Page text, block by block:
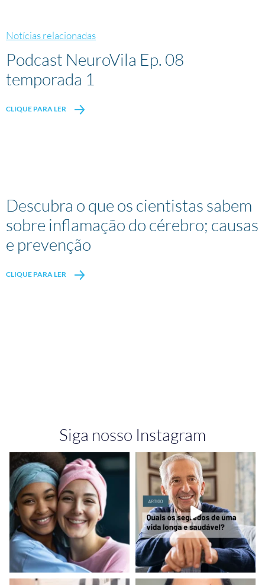
Notícias relacionadas
Podcast NeuroVila Ep. 08
temporada 1
CLIQUE PARA LER
Descubra o que os cientistas sabem
sobre inflamação do cérebro; causas
e prevenção
CLIQUE PARA LER
Siga nosso Instagram